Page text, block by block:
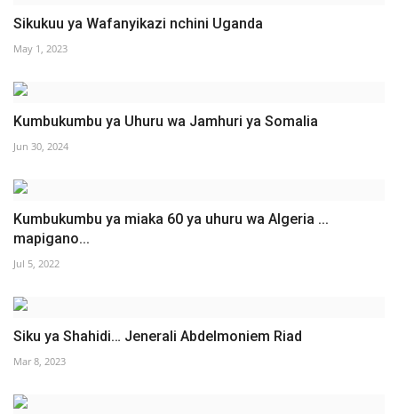
Sikukuu ya Wafanyikazi nchini Uganda
May 1, 2023
Kumbukumbu ya Uhuru wa Jamhuri ya Somalia
Jun 30, 2024
Kumbukumbu ya miaka 60 ya uhuru wa Algeria ...
mapigano...
Jul 5, 2022
Siku ya Shahidi… Jenerali Abdelmoniem Riad
Mar 8, 2023